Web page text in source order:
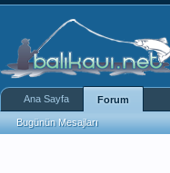
Ana Sayfa Forum
Bugünün Mesajları